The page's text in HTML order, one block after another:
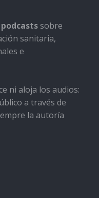
sobre
sanitaria,
e
ni aloja los audios:
a través de
la autoría